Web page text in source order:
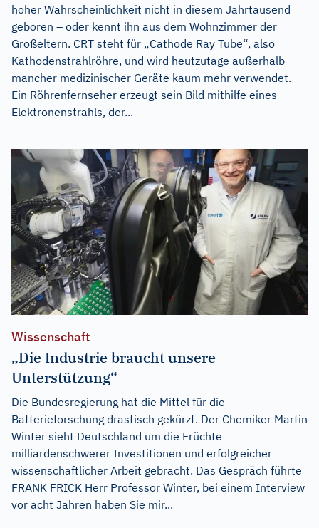
hoher Wahrscheinlichkeit nicht in diesem Jahrtausend
geboren – oder kennt ihn aus dem Wohnzimmer der
Großeltern. CRT steht für „Cathode Ray Tube“, also
Kathodenstrahlröhre, und wird heutzutage außerhalb
mancher medizinischer Geräte kaum mehr verwendet.
Ein Röhrenfernseher erzeugt sein Bild mithilfe eines
Elektronenstrahls, der...
Wissenschaft
„Die Industrie braucht unsere
Unterstützung“
Die Bundesregierung hat die Mittel für die
Batterieforschung drastisch gekürzt. Der Chemiker Martin
Winter sieht Deutschland um die Früchte
milliardenschwerer Investitionen und erfolgreicher
wissenschaftlicher Arbeit gebracht. Das Gespräch führte
FRANK FRICK Herr Professor Winter, bei einem Interview
vor acht Jahren haben Sie mir...